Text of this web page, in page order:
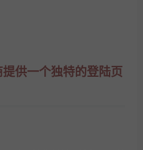
供一个独特的登陆页